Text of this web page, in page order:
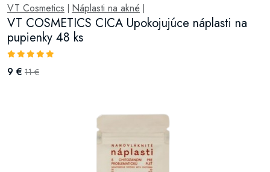
VT Cosmetics Náplasti na akné
VT COSMETICS CICA Upokojujúce náplasti na
pupienky 48 ks
9 € 11 €